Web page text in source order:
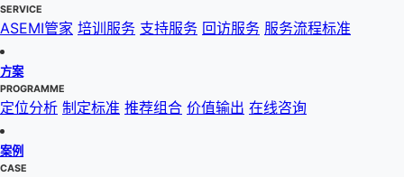
SERVICE
ASEMI管家 培训服务 支持服务 回访服务 服务流程标准
方案
PROGRAMME
定位分析 制定标准 推荐组合 价值输出 在线咨询
案例
CASE